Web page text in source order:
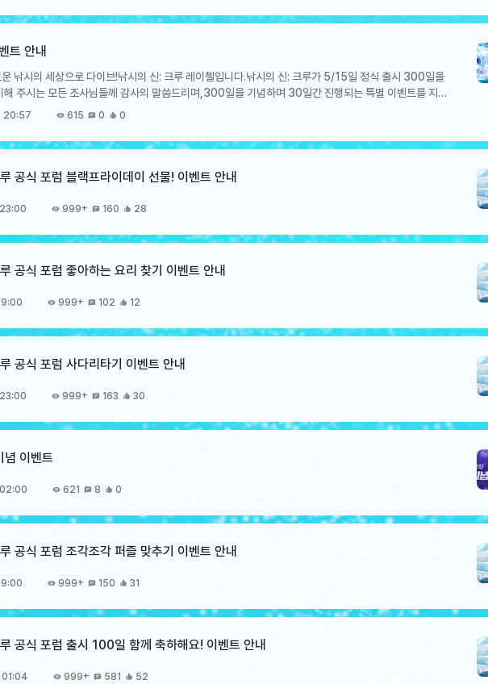
지역 낚시 콘텐츠 이용 시 랜덤하게 주화 상자를 획득하실 수 있습니다.- 획득한 주화 상자는 회항 시
니다. [ 주화 상자 & 1주년 주화 ] [ 1주년 상점 ]* 1주년 뱃지 아이템은 [컬렉션북] >
!총 14,000 다이아를 획득할 수 있는 특별 이벤트! 잊지 말고 접속하여 보상 모두 받아가세요~!! -
후 ~ 7/31 23:59 (KST)* 보상은 계정당 1회 지급되며, 지급된 보상은 우편에서 7일간 보관됩니다.
임 이벤트 효과를 꼭 확인하셔서
에 적용됩니다.​​ EVENT 4. 전설 크루 확률업 2배 이벤트 - 어부가 되고 싶은 고양이, 지원 크루 [윈디]가
서는 등장하지 않으며, [픽업]확률업 뽑기, [일반]크루 뽑기, [일일]일일 크루 조각 뽑기, 특별 도전에서
크루 획득 확률 6% (기존) 일반 크루 획득 확률 46% → (변경) 일반 크루 획득 확률 43% * 확률 변경
한정 제공되는 최대 T12 장비 획득의 기회! 이번 기회에 꼭! 득템하시길 바랍니다! - 이벤트 기간: 7/18
트 안내
운 낚시의 세상으로 다이브!낚시의 신: 크루 레이첼입니다.낚시의 신: 크루가 5/15일 정식 출시 300일을
해 주시는 모든 조사님들께 감사의 말씀드리며,300일을 기념하며 30일간 진행되는 특별 이벤트를 지금
1. 300일 기념 300뽑기 이벤트1) 이벤트 기간- 5/2(목) 13:00~5/31(금) 23:59(KST)2) 이벤트
있습니다.3) 주의 사항- 보상은 계정당 1회 지급되며, 지급된 보상은 우편에서 7일간 보관됩니다.EVENT
인하세요!​3) 주의 사항 - 파견 완료 보상량 100% 증가 효과는 파견 보상 수령 시점에 적용됩니다.​​
20:57 615 0 0
공식 포럼 블랙프라이데이 선물! 이벤트 안내
999+ 160 28
공식 포럼 좋아하는 요리 찾기 이벤트 안내
999+ 102 12
공식 포럼 사다리타기 이벤트 안내
999+ 163 30
이벤트
621 8 0
공식 포럼 조각조각 퍼즐 맞추기 이벤트 안내
999+ 150 31
공식 포럼 출시 100일 함께 축하해요! 이벤트 안내
999+ 581 52